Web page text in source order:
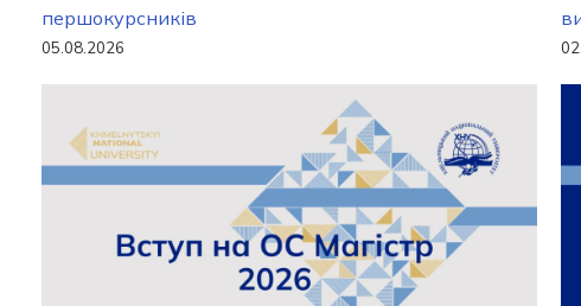
першокурсників
05.08.2026